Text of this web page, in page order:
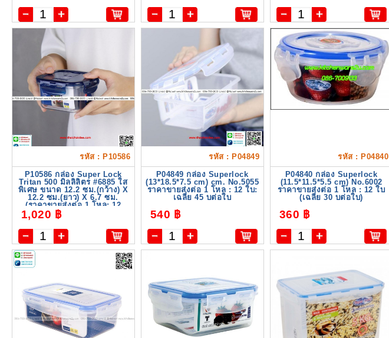
รหัส : P10586
P10586 กล่อง Super Lock
Tritan 500 มิลลิลิตร #6885 ใส
พิเศษ ขนาด 12.2 ซม.(กว้าง) X
12.2 ซม.(ยาว) X 6.7 ซม.
(ราคาขายส่งต่อ 1 โหล: 12
ใบ:เฉลี่ย 85 บ/ใบ)
1,020 ฿
รหัส : P04849
P04849 กล่อง Superlock
(13*18.5*7.5 cm) cm. No.5055
ราคาขายส่งต่อ 1 โหล : 12 ใบ:
เฉลี่ย 45 บต่อใบ
540 ฿
รหัส : P04840
P04840 กล่อง Superlock
(11.5*11.5*5.5 cm) No.6002
ราคาขายส่งต่อ 1 โหล : 12 ใบ
(เฉลี่ย 30 บต่อใบ)
360 ฿